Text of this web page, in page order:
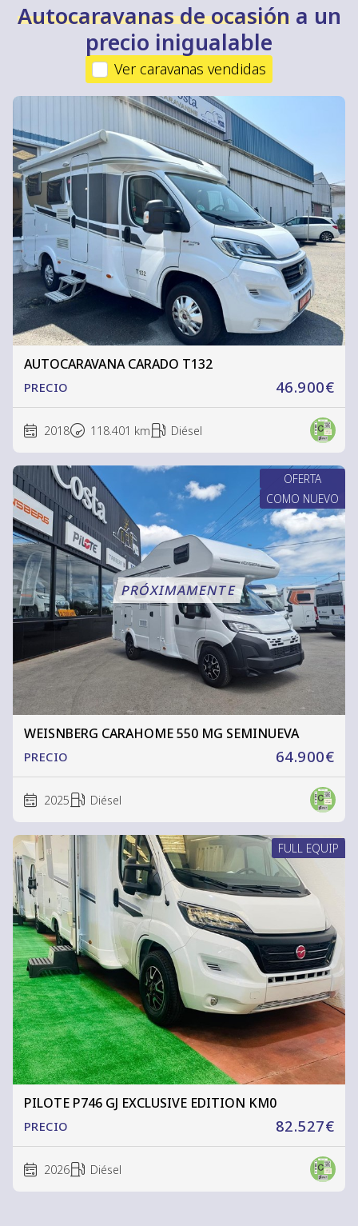
Autocaravanas de ocasióna un
precio inigualable
Ver caravanas vendidas
AUTOCARAVANA CARADO T132
46.900€
PRECIO
2018 118.401 km Diésel
OFERTA
COMO NUEVO
WEISNBERG CARAHOME 550 MG SEMINUEVA
64.900€
PRECIO
2025 Diésel
FULL EQUIP
PILOTE P746 GJ EXCLUSIVE EDITION KM0
82.527€
PRECIO
2026 Diésel